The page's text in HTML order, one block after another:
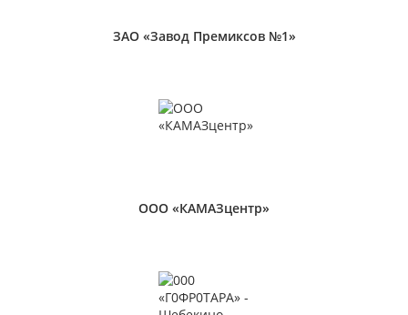
ЗАО «Завод Премиксов №1»
ООО «КАМАЗцентр»